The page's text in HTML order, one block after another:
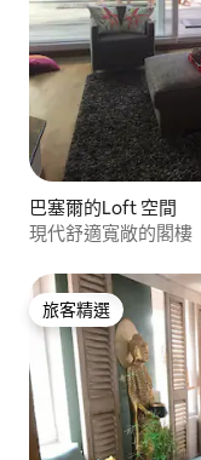
巴塞爾的Loft 空間
現代舒適寬敞的閣樓
旅客精選
旅客精選